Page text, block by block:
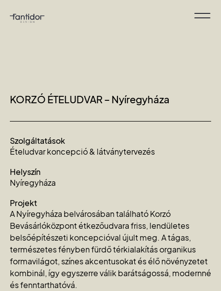
KORZÓ ÉTELUDVAR – Nyíregyháza
Szolgáltatások
Ételudvar koncepció & látványtervezés
Helyszín
Nyíregyháza
Projekt
A Nyíregyháza belvárosában található Korzó
Bevásárlóközpont étkezőudvara friss, lendületes
belsőépítészeti koncepcióval újult meg. A tágas,
természetes fényben fürdő térkialakítás organikus
formavilágot, színes akcentusokat és élő növényzetet
kombinál, így egyszerre válik barátságossá, modernné
és fenntarthatóvá.